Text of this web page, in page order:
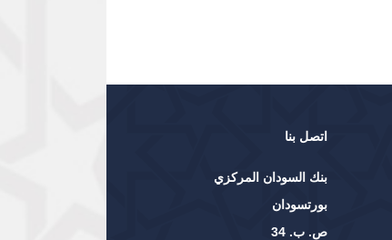
اتصل بنا
بنك السودان المركزي
بورتسودان
ص. ب. 34